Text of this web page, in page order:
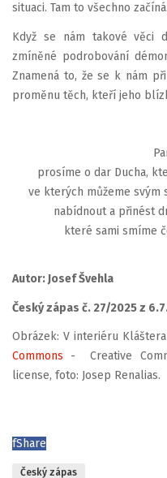
situaci. Tam to všechno začíná.
Když se nám takové věci
zmíněné podrobování
Znamená to, že se k nám
proměnu těch, kteří jeho
prosíme o dar Ducha,
ve kterých můžeme svým
nabídnout a přinést
které sami smíme
Autor: Josef Švehla
Český zápas č. 27/2025 z
Obrázek: V interiéru
Commons - Creative
license, foto: Josep Renalias.
fShare
Český zápas